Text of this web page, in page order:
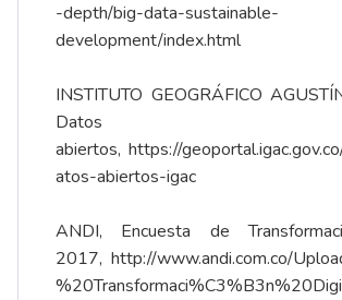
-depth/big-data-sustainable-
development/index.html
INSTITUTO GEOGRÁFICO
Datos
abiertos, https://
atos-abiertos-igac
ANDI, Encuesta de
2017, http://www.andi.com.co/